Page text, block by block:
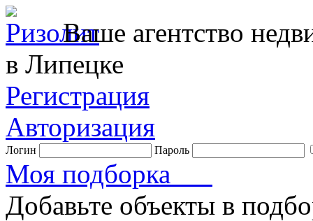
Ваше агентство
в Липецке
Регистрация
Авторизация
Логин Пароль
Моя подборка
Добавьте объекты в